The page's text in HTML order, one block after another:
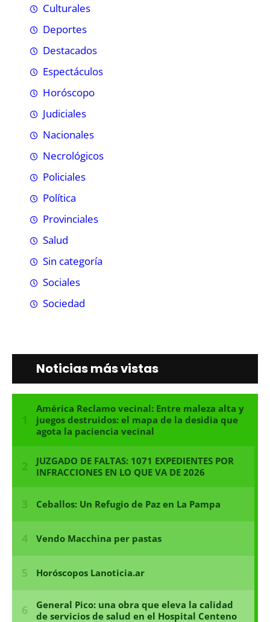
Culturales
Deportes
Destacados
Espectáculos
Horóscopo
Judiciales
Nacionales
Necrológicos
Policiales
Política
Provinciales
Salud
Sin categoría
Sociales
Sociedad
Noticias más vistas